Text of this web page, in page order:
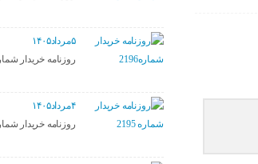
۵مرداد۱۴۰۵
روزنامه خریدار
۴مرداد۱۴۰۵
روزنامه خریدار شماره